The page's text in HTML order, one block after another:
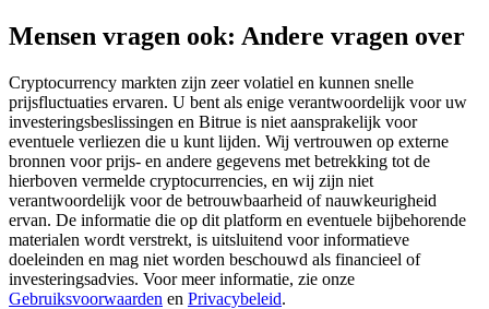
Word een Copy Trader
Mensen vragen ook: Andere vragen over
Cryptocurrency markten zijn zeer volatiel en kunnen snelle
prijsfluctuaties ervaren. U bent als enige verantwoordelijk voor uw
investeringsbeslissingen en Bitrue is niet aansprakelijk voor
eventuele verliezen die u kunt lijden. Wij vertrouwen op externe
bronnen voor prijs- en andere gegevens met betrekking tot de
hierboven vermelde cryptocurrencies, en wij zijn niet
verantwoordelijk voor de betrouwbaarheid of nauwkeurigheid
ervan. De informatie die op dit platform en eventuele bijbehorende
materialen wordt verstrekt, is uitsluitend voor informatieve
doeleinden en mag niet worden beschouwd als financieel of
investeringsadvies. Voor meer informatie, zie onze
Gebruiksvoorwaarden en Privacybeleid.